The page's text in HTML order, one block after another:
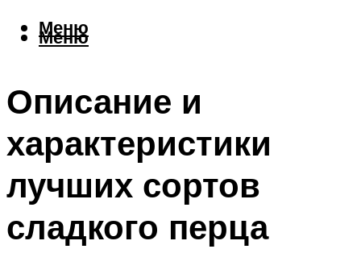
Меню
Меню
Описание и
характеристики
лучших сортов
сладкого перца